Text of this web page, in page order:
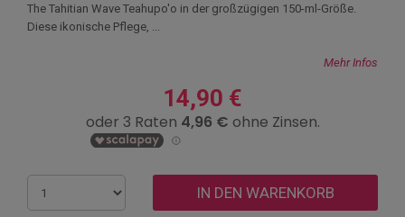
The Tahitian Wave Teahupo'o in der großzügigen 150-ml-Größe.
Diese ikonische Pflege, ...
Mehr Infos
14,90 €
IN DEN WARENKORB